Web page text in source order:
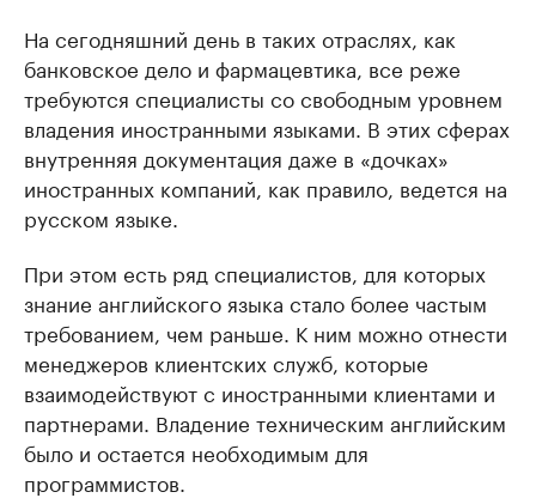
На сегодняшний день в таких отраслях, как
банковское дело и фармацевтика, все реже
требуются специалисты со свободным уровнем
владения иностранными языками. В этих сферах
внутренняя документация даже в «дочках»
иностранных компаний, как правило, ведется на
русском языке.
При этом есть ряд специалистов, для которых
знание английского языка стало более частым
требованием, чем раньше. К ним можно отнести
менеджеров клиентских служб, которые
взаимодействуют с иностранными клиентами и
партнерами. Владение техническим английским
было и остается необходимым для
программистов.